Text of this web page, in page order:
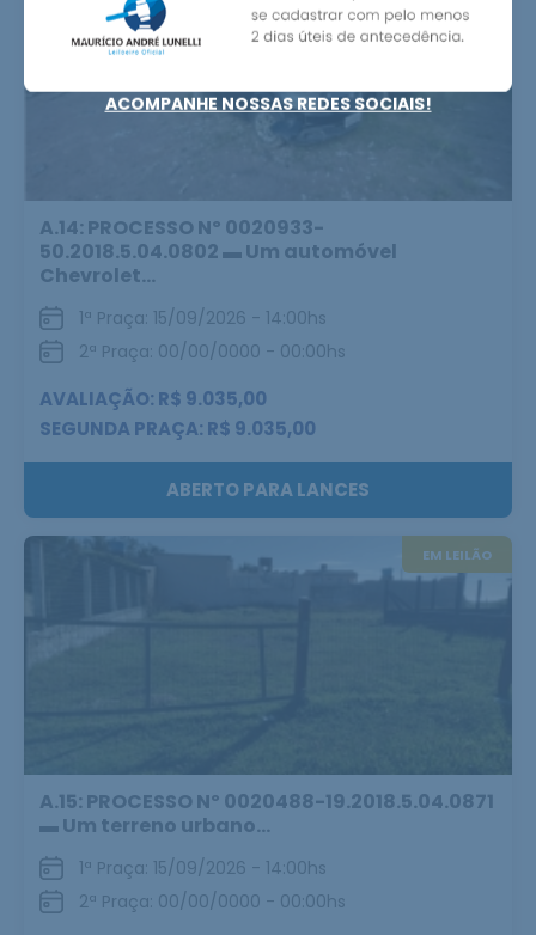
A.14: PROCESSO Nº 0020933-
50.2018.5.04.0802 ▬ Um automóvel
Chevrolet...
1ª Praça: 15/09/2026 - 14:00hs
2ª Praça: 00/00/0000 - 00:00hs
AVALIAÇÃO: R$ 9.035,00
SEGUNDA PRAÇA: R$ 9.035,00
ABERTO PARA LANCES
EM LEILÃO
A.15: PROCESSO Nº 0020488-19.2018.5.04.0871
▬ Um terreno urbano...
1ª Praça: 15/09/2026 - 14:00hs
2ª Praça: 00/00/0000 - 00:00hs
ACOMPANHE NOSSAS REDES SOCIAIS!